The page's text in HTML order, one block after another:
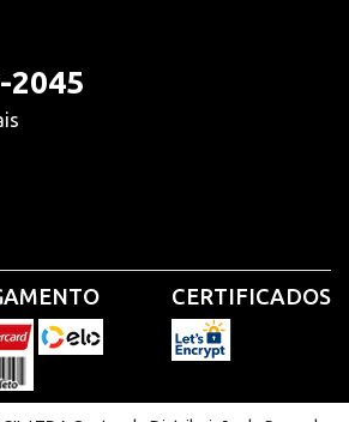
2045
CERTIFICADOS